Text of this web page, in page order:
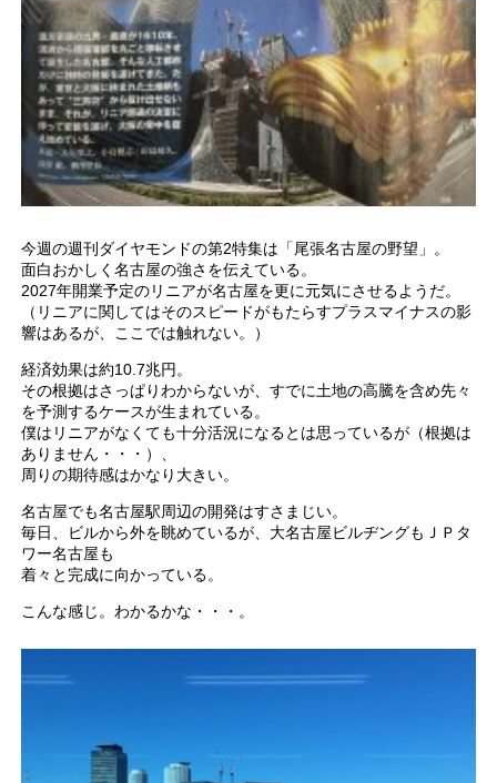
今週の週刊ダイヤモンドの第2特集は「尾張名古屋の野望」。
面白おかしく名古屋の強さを伝えている。
2027年開業予定のリニアが名古屋を更に元気にさせるようだ。
（リニアに関してはそのスピードがもたらすプラスマイナスの影
響はあるが、ここでは触れない。）
経済効果は約10.7兆円。
その根拠はさっぱりわからないが、すでに土地の高騰を含め先々
を予測するケースが生まれている。
僕はリニアがなくても十分活況になるとは思っているが（根拠は
ありません・・・）、
周りの期待感はかなり大きい。
名古屋でも名古屋駅周辺の開発はすさまじい。
毎日、ビルから外を眺めているが、大名古屋ビルヂングもＪＰタ
ワー名古屋も
着々と完成に向かっている。
こんな感じ。わかるかな・・・。